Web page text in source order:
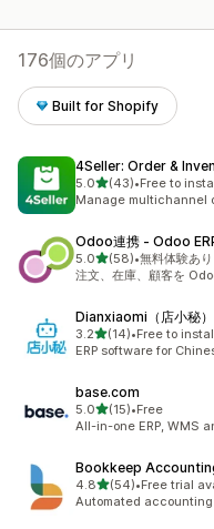
176個のアプリ
Built for Shopify
4Seller: Order &
5.05つ星中
(43)
合計レビュー数：43件
•Free to
Manage multichannel
Odoo連携 ‑ Odoo
5.05つ星中
(58)
合計レビュー数：58件
•無料体験あり
注文、在庫、顧客を
Dianxiaomi（店小秘）
3.25つ星中
(14)
合計レビュー数：14件
•Free to
ERP software for
base.com
5.05つ星中
(15)
合計レビュー数：15件
•Free
All-in-one ERP, WMS
Bookkeep
4.85つ星中
(54)
合計レビュー数：54件
•Free trial
Automated